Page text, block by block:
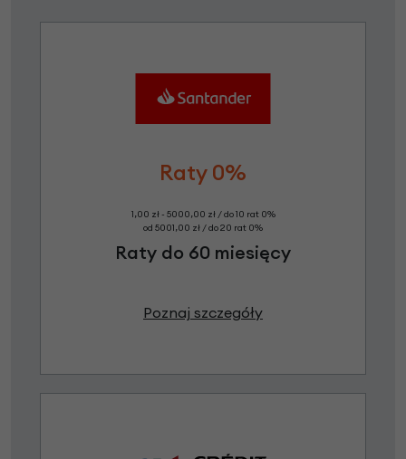
Raty 0%
1,00 zł - 5000,00 zł / do 10 rat 0%
od 5001,00 zł / do 20 rat 0%
Raty do 60 miesięcy
Poznaj szczegóły